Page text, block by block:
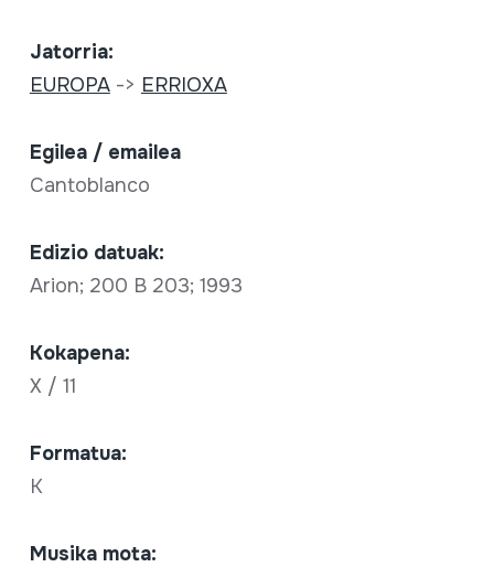
Jatorria:
EUROPA-> ERRIOXA
Egilea / emailea
Cantoblanco
Edizio datuak:
Arion; 200 B 203; 1993
Kokapena:
X / 11
Formatua:
K
Musika mota: